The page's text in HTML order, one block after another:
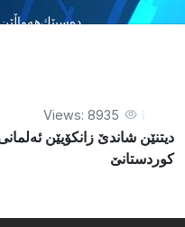
دەسپێك
Views: 8935
دیتنێن شاندێ زانکۆیێن
کوردستانێ